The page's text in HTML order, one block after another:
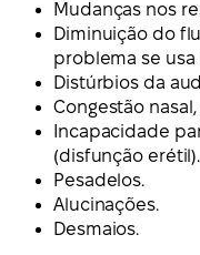
Mudanças nos
Diminuição do
problema se
Distúrbios da
Congestão
Incapacidade
(disfunção erétil).
Pesadelos.
Alucinações.
Desmaios.